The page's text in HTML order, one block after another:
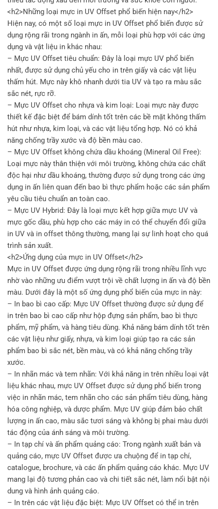
<h2>Những loại mực in UV Offset phổ biến hiện nay</h2>
Hiện nay, có một số loại mực in UV Offset phổ biến được sử
dụng rộng rãi trong ngành in ấn, mỗi loại phù hợp với các ứng
dụng và vật liệu in khác nhau:
– Mực UV Offset tiêu chuẩn: Đây là loại mực UV phổ biến
nhất, được sử dụng chủ yếu cho in trên giấy và các vật liệu
thấm hút. Mực này khô nhanh dưới tia UV và tạo ra màu sắc
sắc nét, rực rỡ.
– Mực UV Offset cho nhựa và kim loại: Loại mực này được
thiết kế đặc biệt để bám dính tốt trên các bề mặt không thấm
hút như nhựa, kim loại, và các vật liệu tổng hợp. Nó có khả
năng chống trầy xước và độ bền màu cao.
– Mực UV Offset không chứa dầu khoáng (Mineral Oil Free):
Loại mực này thân thiện với môi trường, không chứa các chất
độc hại như dầu khoáng, thường được sử dụng trong các ứng
dụng in ấn liên quan đến bao bì thực phẩm hoặc các sản phẩm
yêu cầu tiêu chuẩn an toàn cao.
– Mực UV Hybrid: Đây là loại mực kết hợp giữa mực UV và
mực gốc dầu, phù hợp cho các máy in có thể chuyển đổi giữa
in UV và in offset thông thường, mang lại sự linh hoạt cho quá
trình sản xuất.
<h2>Ứng dụng của mực in UV Offset</h2>
Mực in UV Offset được ứng dụng rộng rãi trong nhiều lĩnh vực
nhờ vào những ưu điểm vượt trội về chất lượng in ấn và độ bền
màu. Dưới đây là một số ứng dụng phổ biến của mực in này:
– In bao bì cao cấp: Mực UV Offset thường được sử dụng để
in trên bao bì cao cấp như hộp đựng sản phẩm, bao bì thực
phẩm, mỹ phẩm, và hàng tiêu dùng. Khả năng bám dính tốt trên
các vật liệu như giấy, nhựa, và kim loại giúp tạo ra các sản
phẩm bao bì sắc nét, bền màu, và có khả năng chống trầy
xước.
– In nhãn mác và tem nhãn: Với khả năng in trên nhiều loại vật
liệu khác nhau, mực UV Offset được sử dụng phổ biến trong
việc in nhãn mác, tem nhãn cho các sản phẩm tiêu dùng, hàng
hóa công nghiệp, và dược phẩm. Mực UV giúp đảm bảo chất
lượng in ấn cao, màu sắc tươi sáng và không bị phai màu dưới
tác động của ánh sáng và môi trường.
– In tạp chí và ấn phẩm quảng cáo: Trong ngành xuất bản và
quảng cáo, mực UV Offset được ưa chuộng để in tạp chí,
catalogue, brochure, và các ấn phẩm quảng cáo khác. Mực UV
mang lại độ tương phản cao và chi tiết sắc nét, làm nổi bật nội
dung và hình ảnh quảng cáo.
– In trên các vật liệu đặc biệt: Mực UV Offset có thể in trên